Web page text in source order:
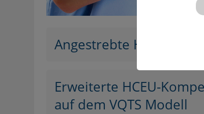
Angestrebte HCEU
Erweiterte HCEU-
auf dem VQTS Modell